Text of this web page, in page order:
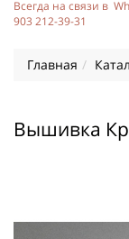
Всегда на связи в
903 212-39-31
Главная
Вышивка